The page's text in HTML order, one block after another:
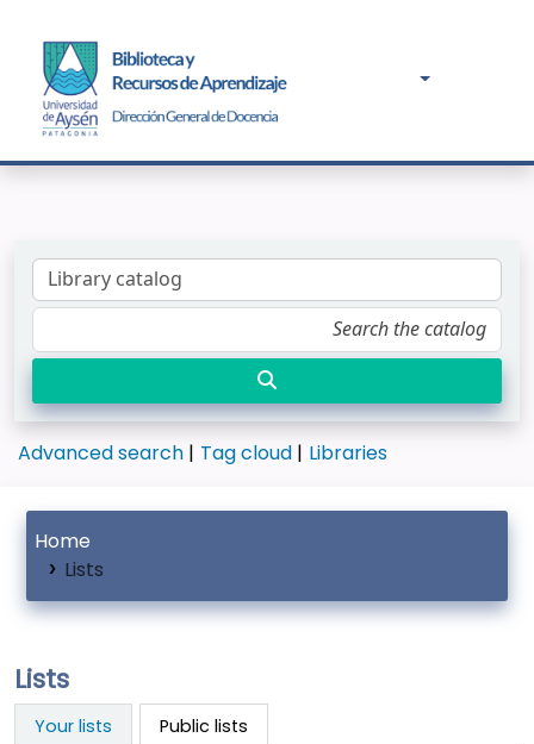
Advanced search Tag cloud Libraries
Home
Lists
Lists
Your lists Public lists